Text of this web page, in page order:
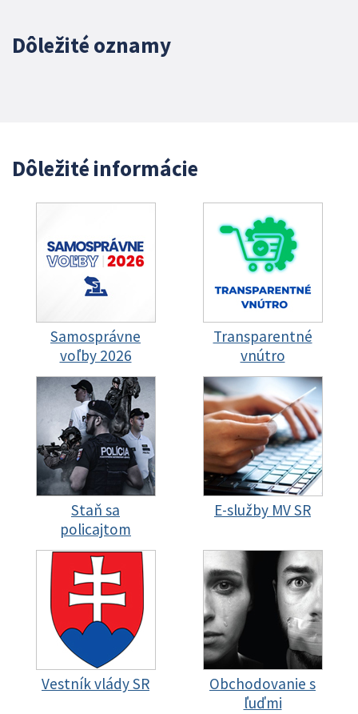
Dôležité oznamy
Dôležité informácie
Samosprávne
voľby 2026
Transparentné
vnútro
Staň sa
policajtom
E-služby MV SR
Vestník vlády SR
Obchodovanie s
ľuďmi